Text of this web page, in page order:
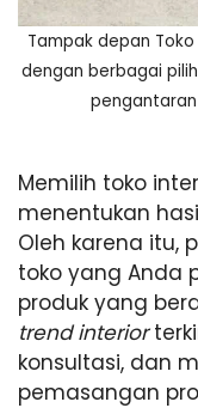
Tampak depan
dengan berbagai
Memilih toko
menentukan
Oleh karena itu,
toko yang Anda
produk yang
trend interior
konsultasi, dan
pemasangan